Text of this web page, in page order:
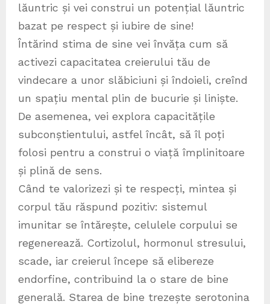
lăuntric și vei construi un potențial lăuntric
bazat pe respect și iubire de sine!
Întărind stima de sine vei învăța cum să
activezi capacitatea creierului tău de
vindecare a unor slăbiciuni și îndoieli, creînd
un spațiu mental plin de bucurie și liniște.
De asemenea, vei explora capacitățile
subconștientului, astfel încât, să îl poți
folosi pentru a construi o viață împlinitoare
și plină de sens.
Când te valorizezi și te respecți, mintea și
corpul tău răspund pozitiv: sistemul
imunitar se întărește, celulele corpului se
regenerează. Cortizolul, hormonul stresului,
scade, iar creierul începe să elibereze
endorfine, contribuind la o stare de bine
generală. Starea de bine trezește serotonina